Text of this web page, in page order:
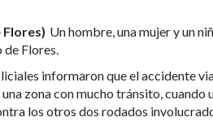
Un hombre, una mujer y un
de Flores.
informaron que el accidente
zona con mucho tránsito,
los otros dos rodados